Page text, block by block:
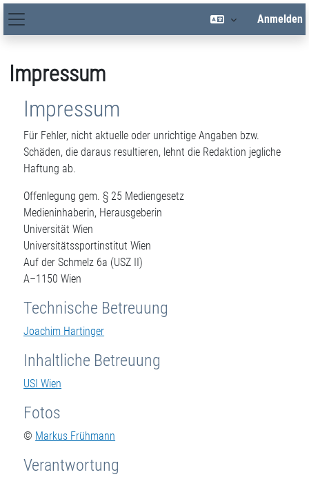
Zum Hauptinhalt
Hauptnavigation
Anmelden
Impressum
Impressum
Für Fehler, nicht aktuelle oder unrichtige Angaben bzw.
Schäden, die daraus resultieren, lehnt die Redaktion jegliche
Haftung ab.
Offenlegung gem. § 25 Mediengesetz
Medieninhaberin, Herausgeberin
Universität Wien
Universitätssportinstitut Wien
Auf der Schmelz 6a (USZ II)
A–1150 Wien
Technische Betreuung
Joachim Hartinger
Inhaltliche Betreuung
USI Wien
Fotos
© Markus Frühmann
Verantwortung